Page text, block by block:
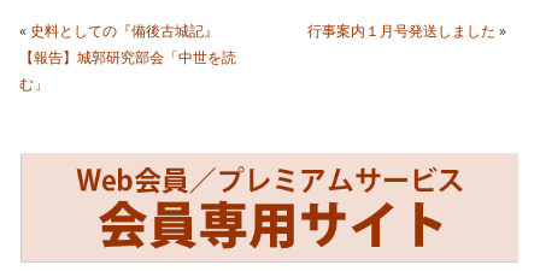
« 史料としての『備後古城記』
【報告】城郭研究部会「中世を読
む」
行事案内１月号発送しました »